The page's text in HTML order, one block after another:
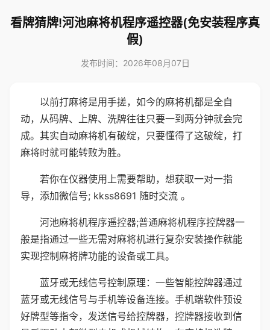
看牌猜牌!河池麻将机程序遥控器(免安装程序真
假)
发布时间：2026年08月07日
以前打麻将是用手搓，如今的麻将机都是全自
动，从码牌、上牌、洗牌往往只要一到两分钟就会完
成。其实自动麻将机有破绽，只要懂得了这破绽，打
麻将时就可能转败为胜。
若你在仪器使用上需要帮助，想获取一对一指
导，添加微信号; kkss8691 随时交流 。
河池麻将机程序遥控器;普通麻将机程序控牌器一
般是指通过一些无需对麻将机进行复杂安装操作就能
实现控制麻将牌功能的设备或工具。
蓝牙或无线信号控制原理：一些智能控牌器通过
蓝牙或无线信号与手机等设备连接。手机端软件预设
好牌型等指令，发送信号给控牌器，控牌器接收到信